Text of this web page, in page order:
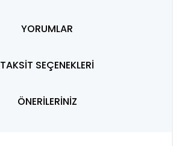
YORUMLAR
TAKSİT SEÇENEKLERİ
ÖNERİLERİNİZ